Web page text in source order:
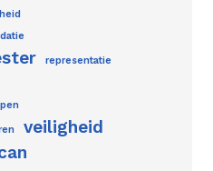
representatie
veiligheid